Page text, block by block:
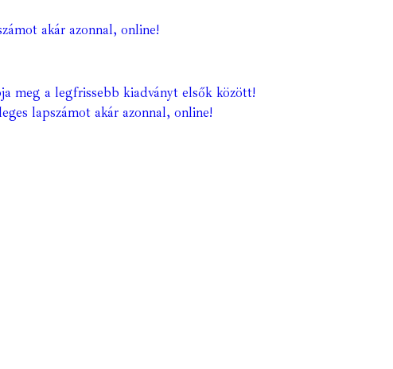
akár azonnal, online!
meg a legfrissebb kiadványt elsők között!
lapszámot akár azonnal, online!